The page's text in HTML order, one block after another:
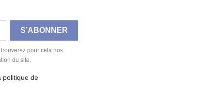
pour cela nos
du site.
politique de